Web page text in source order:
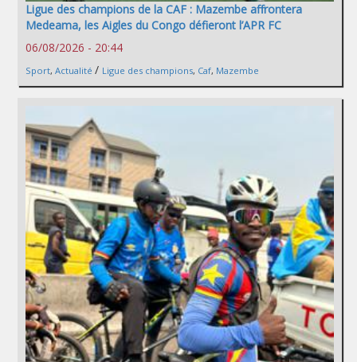
Ligue des champions de la CAF : Mazembe affrontera
Medeama, les Aigles du Congo défieront l’APR FC
06/08/2026 - 20:44
Sport, Actualité / Ligue des champions, Caf, Mazembe